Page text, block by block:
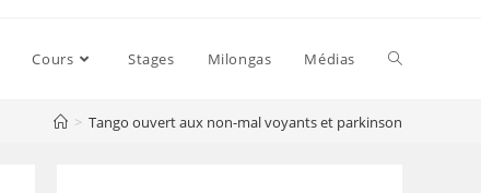
Cours Stages Milongas Médias
> Tango ouvert aux non-mal voyants et parkinson